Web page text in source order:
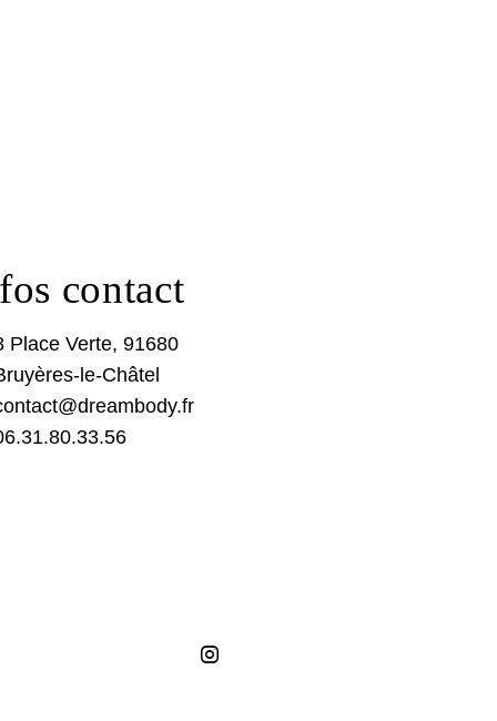
contact
Place Verte, 91680
le-Châtel